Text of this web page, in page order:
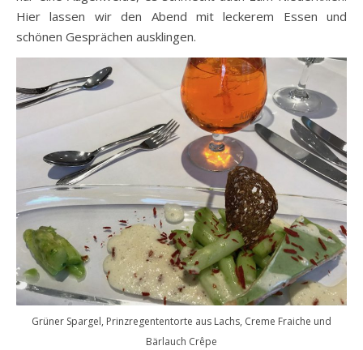
Hier lassen wir den Abend mit leckerem Essen und
schönen Gesprächen ausklingen.
Grüner Spargel, Prinzregententorte aus Lachs, Creme Fraiche und
Bärlauch Crêpe